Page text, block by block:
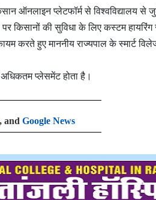
ऑनलाइन प्लेटफॉर्म से विश्वविद्यालय से
पर किसानों की सुविधा के लिए कस्टम
करते हुए माननीय राज्यपाल के स्मार्ट
अधिकतम प्लेसमेंट होता है।
, and Google News